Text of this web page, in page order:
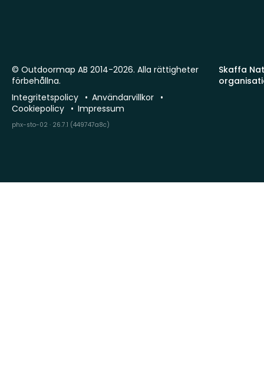
Skaffa
© Outdoormap AB 2014-2026. Alla rättigheter
förbehållna.
Integritetspolicy
Användarvillkor
Cookiepolicy
Impressum
phx-sto-02 · 26.7.1 (449747a8c)